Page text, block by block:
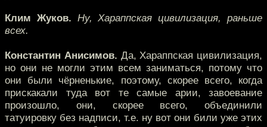
Клим Жуков. Ну, Хараппская цивилизация, раньше
всех.
Константин Анисимов. Да, Хараппская цивилизация,
но они не могли этим всем заниматься, потому что
они были чёрненькие, поэтому, скорее всего, когда
прискакали туда вот те самые арии, завоевание
произошло, они, скорее всего, объединили
татуировку без надписи, т.е. ну вот они били уже этих